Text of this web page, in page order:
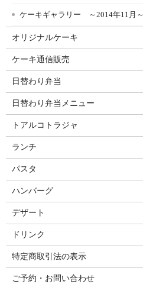
ケーキギャラリー ～2014年11月～
オリジナルケーキ
ケーキ通信販売
日替わり弁当
日替わり弁当メニュー
トアルコトラジャ
ランチ
パスタ
ハンバーグ
デザート
ドリンク
特定商取引法の表示
ご予約・お問い合わせ